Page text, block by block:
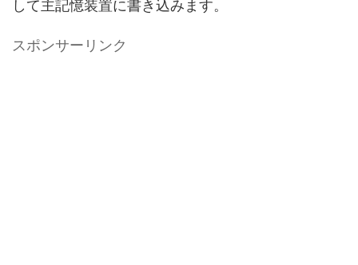
して主記憶装置に書き込みます。
スポンサーリンク